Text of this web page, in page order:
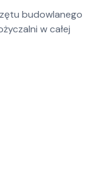
budowlanego
w całej